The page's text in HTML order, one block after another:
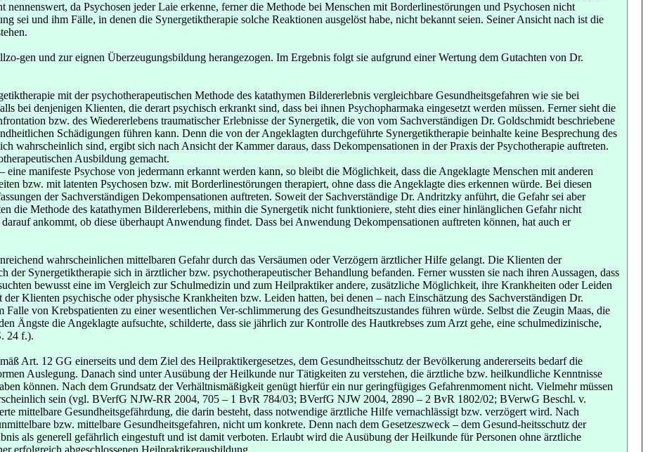
da Psychosen jeder Laie erkenne, ferner die Methode bei Menschen mit Borderlinestörungen und Psychosen nicht
sei und ihm Fälle, in denen die Synergetiktherapie solche Reaktionen ausgelöst habe, nicht bekannt seien. Seiner Ansicht nach ist die
gen und zur eignen Überzeugungsbildung herangezogen. Im Ergebnis folgt sie aufgrund einer Wertung dem Gutachten von Dr.
mit der psychotherapeutischen Methode des katathymen Bildererlebnis vergleichbare Gesundheitsgefahren wie sie bei
bei denjenigen Klienten, die derart psychisch erkrankt sind, dass bei ihnen Psychopharmaka eingesetzt werden müssen. Ferner sieht die
bzw. des Wiedererlebens traumatischer Erlebnisse der Synergetik, die von vom Sachverständigen Dr. Goldschmidt beschriebene
Schädigungen führen kann. Denn die von der Angeklagten durchgeführte Synergetiktherapie beinhalte keine Besprechung des
wahrscheinlich sind, ergibt sich nach Ansicht der Kammer daraus, dass Dekompensationen in der Praxis der Psychotherapie auftreten.
Ausbildung gemacht.
manifeste Psychose von jedermann erkannt werden kann, so bleibt die Möglichkeit, dass die Angeklagte Menschen mit anderen
bzw. mit latenten Psychosen bzw. mit Borderlinestörungen therapiert, ohne dass die Angeklagte dies erkennen würde. Bei diesen
der Sachverständigen Dekompensationen auftreten. Soweit der Sachverständige Dr. Andritzky anführt, die Gefahr sei aber
die Methode des katathymen Bildererlebens, mithin die Synergetik nicht funktioniere, steht dies einer hinlänglichen Gefahr nicht
ankommt, ob diese überhaupt Anwendung findet. Dass bei Anwendung Dekompensationen auftreten können, hat auch er
wahrscheinlichen mittelbaren Gefahr durch das Versäumen oder Verzögern ärztlicher Hilfe gelangt. Die Klienten der
der Synergetiktherapie sich in ärztlicher bzw. psychotherapeutischer Behandlung befanden. Ferner wussten sie nach ihren Aussagen, dass
bewusst eine im Vergleich zur Schulmedizin und zum Heilpraktiker andere, zusätzliche Möglichkeit, ihre Krankheiten oder Leiden
Klienten psychische oder physische Krankheiten bzw. Leiden hatten, bei denen – nach Einschätzung des Sachverständigen Dr.
von Krebspatienten zu einer wesentlichen Ver-schlimmerung des Gesundheitszustandes führen würde. Selbst die Zeugin Maas, die
Ängste die Angeklagte aufsuchte, schilderte, dass sie jährlich zur Kontrolle des Hautkrebses zum Arzt gehe, eine schulmedizinische,
24 f.).
Art. 12 GG einerseits und dem Ziel des Heilpraktikergesetzes, dem Gesundheitsschutz der Bevölkerung andererseits bedarf die
Auslegung. Danach sind unter Ausübung der Heilkunde nur Tätigkeiten zu verstehen, die ärztliche bzw. heilkundliche Kenntnisse
können. Nach dem Grundsatz der Verhältnismäßigkeit genügt hierfür ein nur geringfügiges Gefahrenmoment nicht. Vielmehr müssen
sein (vgl. BVerfG NJW-RR 2004, 705 – 1 BvR 784/03; BVerfG NJW 2004, 2890 – 2 BvR 1802/02; BVerwG Beschl. v.
mittelbare Gesundheitsgefährdung, die darin besteht, dass notwendige ärztliche Hilfe vernachlässigt bzw. verzögert wird. Nach
bzw. mittelbare Gesundheitsgefahren, nicht um konkrete. Denn nach dem Gesetzeszweck – dem Gesund-heitsschutz der
als generell gefährlich eingestuft und ist damit verboten. Erlaubt wird die Ausübung der Heilkunde für Personen ohne ärztliche
erfolgreich abgeschlossenen Heilpraktikerausbildung.